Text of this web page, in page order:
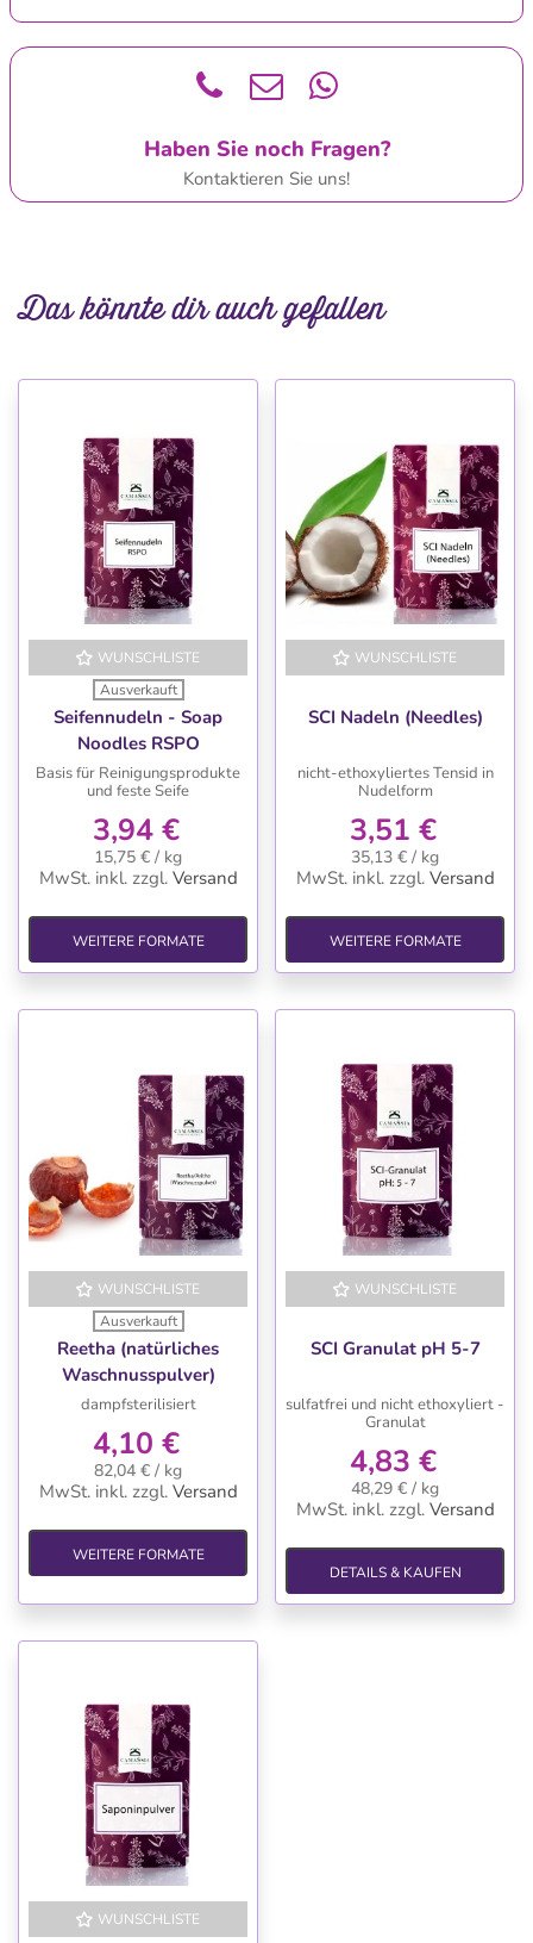
Haben Sie noch Fragen?
Kontaktieren Sie uns!
Das könnte dir auch gefallen
WUNSCHLISTE
Ausverkauft
Seifennudeln - Soap
Noodles RSPO
Basis für Reinigungsprodukte
und feste Seife
3,94 €
15,75 € / kg
MwSt. inkl. zzgl. Versand
WEITERE FORMATE
WUNSCHLISTE
SCI Nadeln (Needles)
nicht-ethoxyliertes Tensid in
Nudelform
3,51 €
35,13 € / kg
MwSt. inkl. zzgl. Versand
WEITERE FORMATE
WUNSCHLISTE
Ausverkauft
Reetha (natürliches
Waschnusspulver)
dampfsterilisiert
4,10 €
82,04 € / kg
MwSt. inkl. zzgl. Versand
WEITERE FORMATE
WUNSCHLISTE
SCI Granulat pH 5-7
sulfatfrei und nicht ethoxyliert -
Granulat
4,83 €
48,29 € / kg
MwSt. inkl. zzgl. Versand
DETAILS & KAUFEN
WUNSCHLISTE